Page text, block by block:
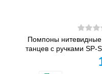
Помпоны
танцев с ручками SP-